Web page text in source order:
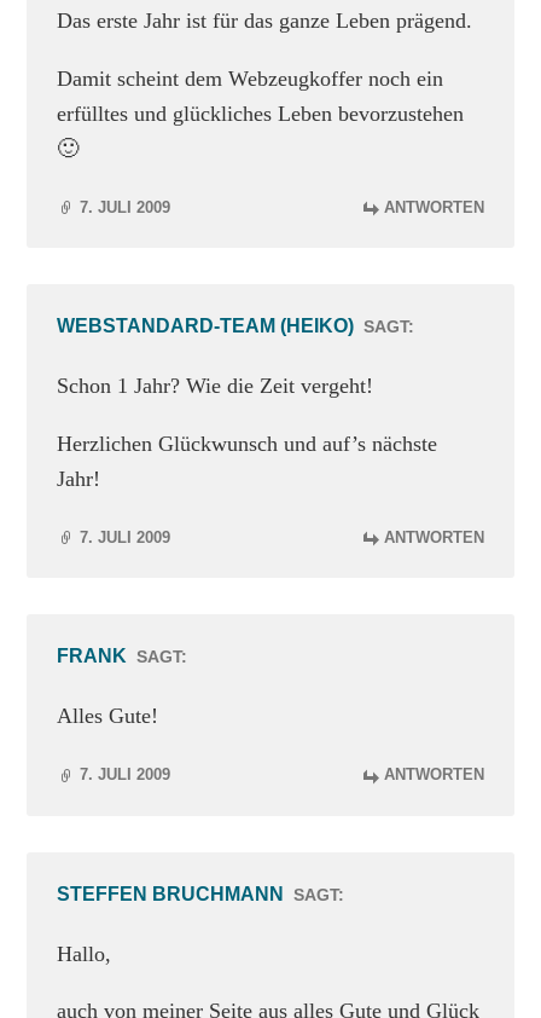
Das erste Jahr ist für das ganze Leben prägend.
Damit scheint dem Webzeugkoffer noch ein
erfülltes und glückliches Leben bevorzustehen
🙂
7. JULI 2009 ANTWORTEN
WEBSTANDARD-TEAM (HEIKO) SAGT:
Schon 1 Jahr? Wie die Zeit vergeht!
Herzlichen Glückwunsch und auf’s nächste
Jahr!
7. JULI 2009 ANTWORTEN
FRANK SAGT:
Alles Gute!
7. JULI 2009 ANTWORTEN
STEFFEN BRUCHMANN SAGT:
Hallo,
auch von meiner Seite aus alles Gute und Glück